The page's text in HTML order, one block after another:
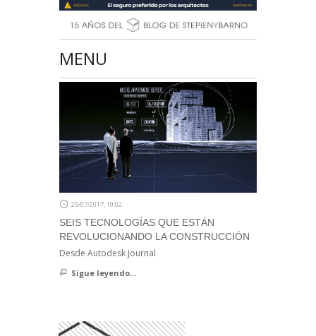
MENU
25/07/2017, 10:02
SEIS TECNOLOGÍAS QUE ESTÁN
REVOLUCIONANDO LA CONSTRUCCIÓN
Desde Autodesk Journal
Sigue leyendo...